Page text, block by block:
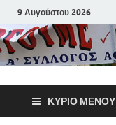
9 Αυγούστου 2026
ΚΎΡΙΟ ΜΕΝΟΎ